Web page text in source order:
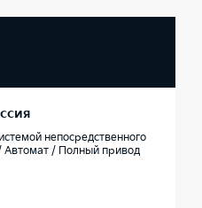
непосредственного
Автомат / Полный привод